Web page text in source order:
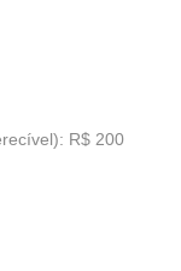
R$ 200